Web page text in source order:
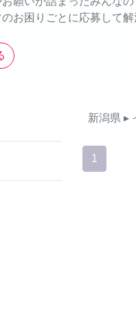
お困りごとに応募して
新潟県 ▸
1